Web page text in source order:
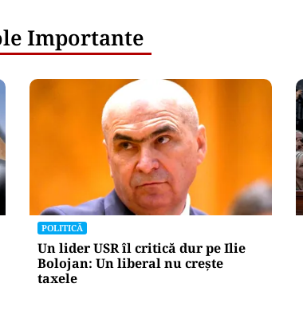
Importante
POLITICĂ
Un lider USR îl critică dur pe Ilie
Bolojan: Un liberal nu crește
taxele